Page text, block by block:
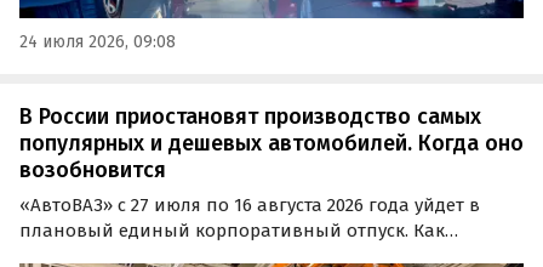
24 июля 2026, 09:08
В России приостановят производство самых
популярных и дешевых автомобилей. Когда оно
возобновится
«АвтоВАЗ» с 27 июля по 16 августа 2026 года уйдет в
плановый единый корпоративный отпуск. Как